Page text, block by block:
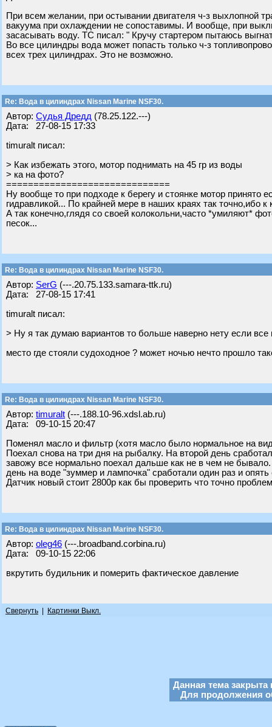
При всем желании, при остывании двигателя ч-з выхлопной
вакуума при охлаждении не сопоставимы. И вообще, при
засасывать воду. ТС писал: " Кручу стартером пытаюсь
Во все цилиндры вода может попасть только ч-з
всех трех цилиндрах. Это не возможно.
Re: Вода в цилиндрах Nissan Marine NSF30.
Автор: Судья Дредд (78.25.122.---)
Дата: 27-08-15 17:33
timuralt писал:
> Как избежать этого, мотор поднимать на 45 гр из воды
> ка на фото?
==============================
Ну вообще то при подходе к берегу и стоянке мотор принято
гидравликой... По крайней мере в наших краях так точно,ибо
А так конечно,глядя со своей колокольни,часто *умиляют*
песок...
Re: Вода в цилиндрах Nissan Marine NSF30.
Автор: SerG (---.20.75.133.samara-ttk.ru)
Дата: 27-08-15 17:41
timuralt писал:
> Ну я так думаю вариантов то больше наверно нету если все
место где стояли судоходное ? может ночью нечто прошло
Re: Вода в цилиндрах Nissan Marine NSF30.
Автор: timuralt (---.188.10-96.xdsl.ab.ru)
Дата: 09-10-15 20:47
Поменял масло и фильтр (хотя масло было нормальное на
Поехал снова на три дня на рыбалку. На второй день
завожу все нормально поехал дальше как не в чем не
день на воде "зуммер и лампочка" сработали один раз и
Датчик новый стоит 2800р как бы проверить что точно
Re: Вода в цилиндрах Nissan Marine NSF30.
Автор: oleg46 (---.broadband.corbina.ru)
Дата: 09-10-15 22:06
вкрутить будильник и померить фактическое давление
Свернуть Картинки Выкл.
Данная тема закрыта
Для продолжения